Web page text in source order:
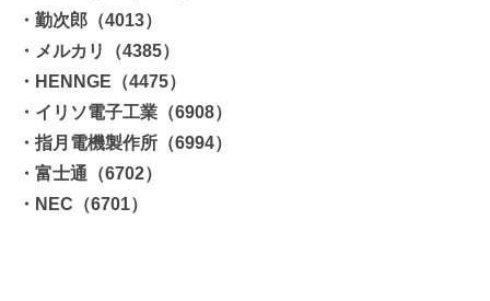
・勤次郎（4013）
・メルカリ（4385）
・HENNGE（4475）
・イリソ電子工業（6908）
・指月電機製作所（6994）
・富士通（6702）
・NEC（6701）